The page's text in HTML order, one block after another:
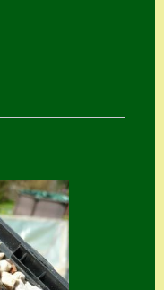
Hostas
Impressum
Kasse